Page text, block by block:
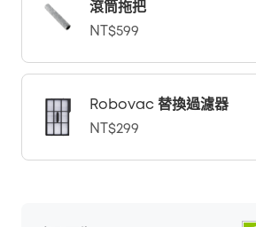
滾筒拖把
NT$599
Robovac 替換過濾器
NT$299